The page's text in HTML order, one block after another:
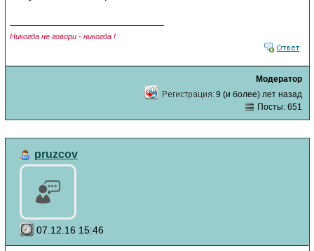
Никогда не говори - никогда !
Модератор
9 (и более) лет назад
Посты: 651
pruzcov
07.12.16 15:46